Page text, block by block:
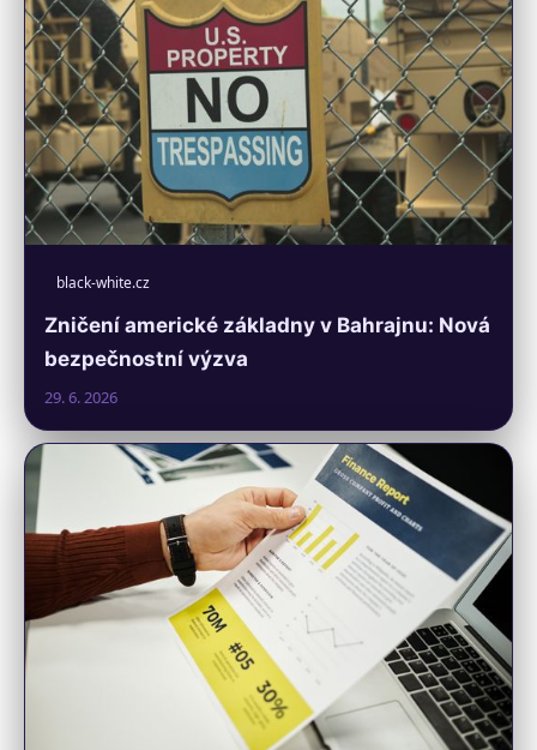
black-white.cz
Zničení americké základny v Bahrajnu: Nová
bezpečnostní výzva
29. 6. 2026